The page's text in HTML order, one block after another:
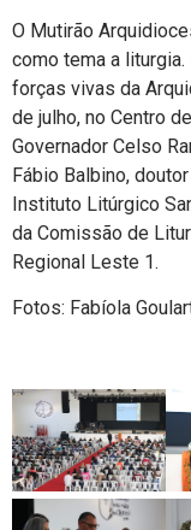
O Mutirão
como tema a
forças vivas da
de julho, no Centro
Governador Celso
Fábio Balbino,
Instituto Litúrgico
da Comissão de
Regional Leste 1.
Fotos: Fabíola